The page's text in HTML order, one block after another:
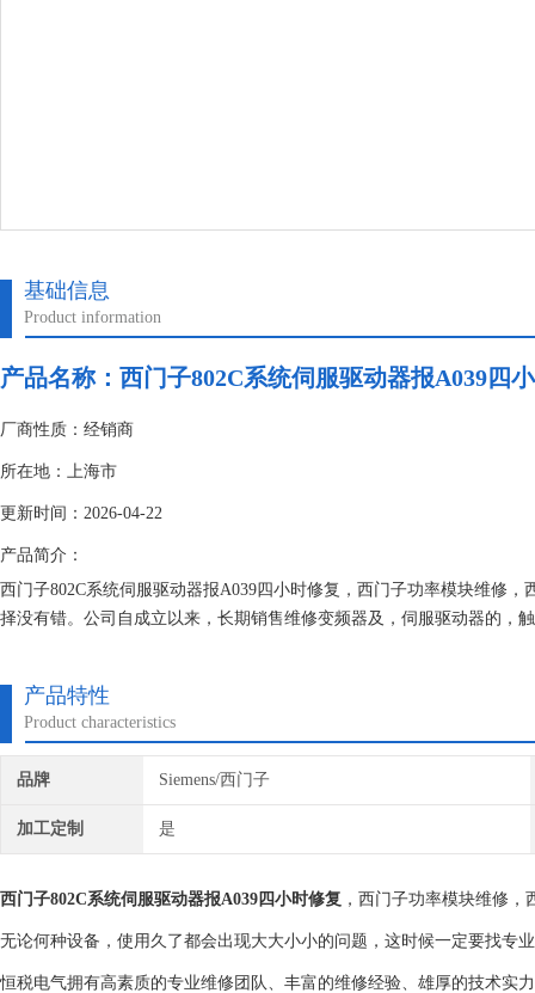
基础信息
Product information
产品名称： 西门子802C系统伺服驱动器报A039四
厂商性质：经销商
所在地：上海市
更新时间：2026-04-22
产品简介：
西门子802C系统伺服驱动器报A039四小时修复，西门子功率模块维修
择没有错。公司自成立以来，长期销售维修变频器及，伺服驱动器的，
产品特性
Product characteristics
品牌 Siemens/西门子
加工定制 是
西门子802C系统伺服驱动器报A039四小时修复 ，西门子功率模块维修
无论何种设备，使用久了都会出现大大小小的问题，这时候一定要找专
恒税电气拥有高素质的专业维修团队、丰富的维修经验、雄厚的技术实